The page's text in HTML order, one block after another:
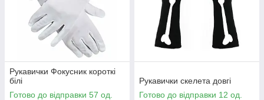
Рукавички Фокусник короткі
білі
Готово до відправки 57 од.
Рукавички скелета довгі
Готово до відправки 12 од.